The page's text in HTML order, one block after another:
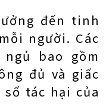
đến tinh
người. Các
bao gồm
đủ và giấc
tác hại của